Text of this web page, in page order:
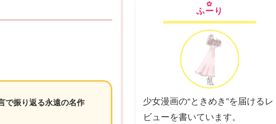
で振り返る永遠の名作
ふーり
少女漫画の“ときめき”を届けるレ
ビューを書いています。